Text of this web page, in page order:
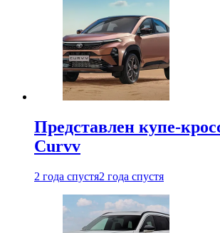
Представлен купе-
Curvv
2 года спустя2 года спустя